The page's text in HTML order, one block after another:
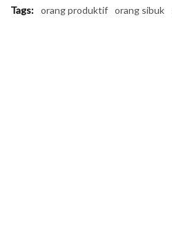
Tags: orang produktif orang sibuk